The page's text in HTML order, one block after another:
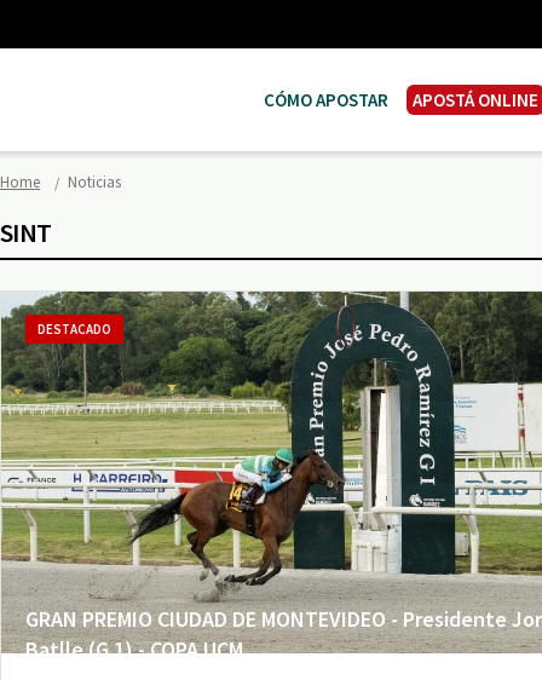
CÓMO APOSTAR APOSTÁ ONLINE
Home Noticias
SINT
GRAN PREMIO CIUDAD DE MONTEVIDEO - Presidente
Batlle (G 1) - COPA UCM
DESTACADO